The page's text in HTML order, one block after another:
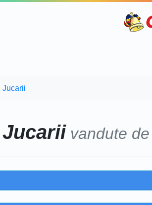
Jucarii
Jucariivandute